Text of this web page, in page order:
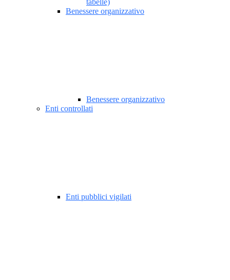
tabelle)
Benessere organizzativo
Benessere organizzativo
Enti controllati
Enti pubblici vigilati